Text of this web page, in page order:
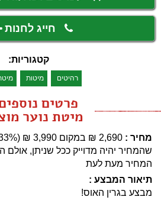
חייג לחנות
קטגוריות:
רהיטים מיטות
פרטים
מיטת נוער
מחיר : 2,690
₪ במקום 3,990 ‏₪ (33% הנחה)
שהמחיר יהיה מדוייק ככל שניתן,
המחיר מעת לעת
תיאור המבצע :
מבצע בגרין האוס!